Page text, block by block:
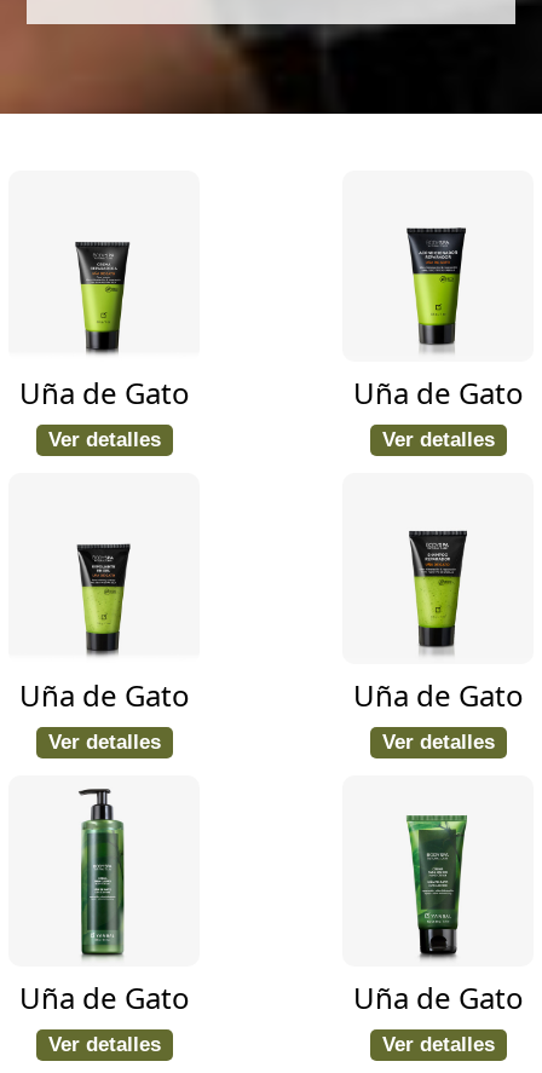
Uña de Gato
Ver detalles
Uña de Gato
Ver detalles
Uña de Gato
Ver detalles
Uña de Gato
Ver detalles
Uña de Gato
Ver detalles
Uña de Gato
Ver detalles